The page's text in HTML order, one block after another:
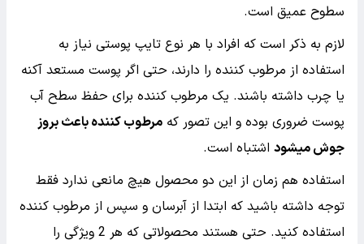
سطوح عمیق‌ است.
لازم به ذکر است که افراد با هر نوع تایپ پوستی نیاز به
استفاده از مرطوب کننده را دارند، حتی اگر پوست مستعد آکنه
یا چرب داشته باشند. یک مرطوب کننده برای حفظ سطح آب
پوست ضروری بوده و این تصور که مرطوب کننده باعث بروز
جوش میشود اشتباه است.
استفاده هم زمان از این دو محصول هیچ مانعی ندارد فقط
توجه داشته باشید که ابتدا از آبرسان و سپس از مرطوب کننده
استفاده کنید. حتی هستند محصولاتی که هر 2 ویژگی را